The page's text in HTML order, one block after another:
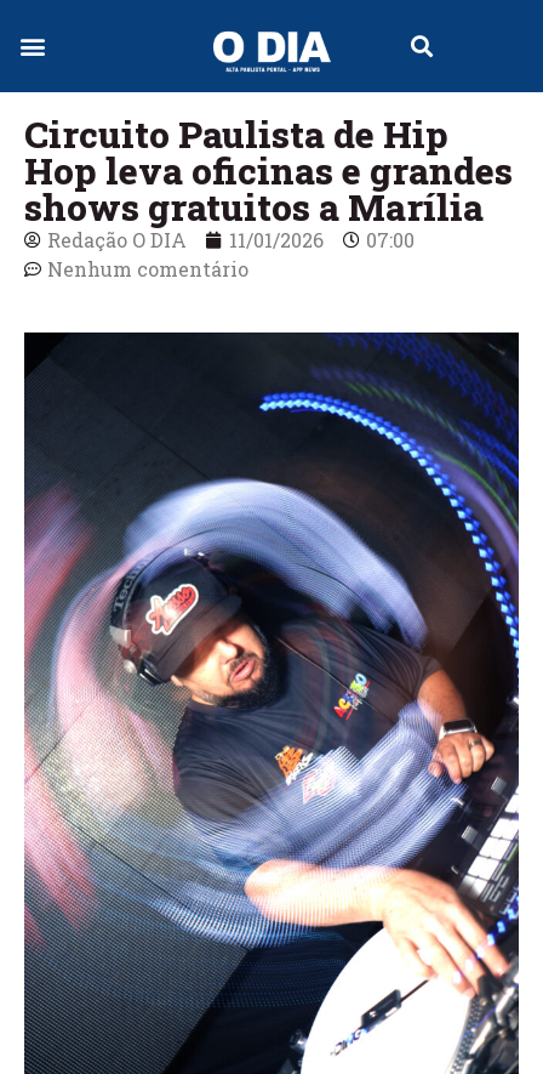
Circuito Paulista de Hip
Hop leva oficinas e grandes
shows gratuitos a Marília
Redação O DIA 11/01/2026
07:00
Nenhum comentário